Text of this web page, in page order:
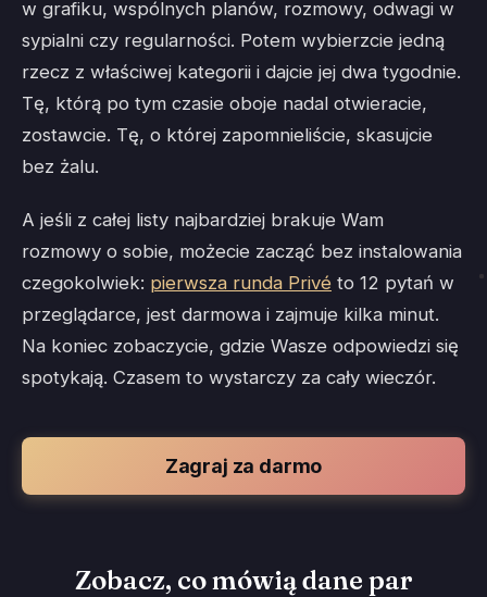
w grafiku, wspólnych planów, rozmowy, odwagi w
sypialni czy regularności. Potem wybierzcie jedną
rzecz z właściwej kategorii i dajcie jej dwa tygodnie.
Tę, którą po tym czasie oboje nadal otwieracie,
zostawcie. Tę, o której zapomnieliście, skasujcie
bez żalu.
A jeśli z całej listy najbardziej brakuje Wam
rozmowy o sobie, możecie zacząć bez instalowania
czegokolwiek: pierwsza runda Privé to 12 pytań w
przeglądarce, jest darmowa i zajmuje kilka minut.
Na koniec zobaczycie, gdzie Wasze odpowiedzi się
spotykają. Czasem to wystarczy za cały wieczór.
Zagraj za darmo
Zobacz, co mówią dane par